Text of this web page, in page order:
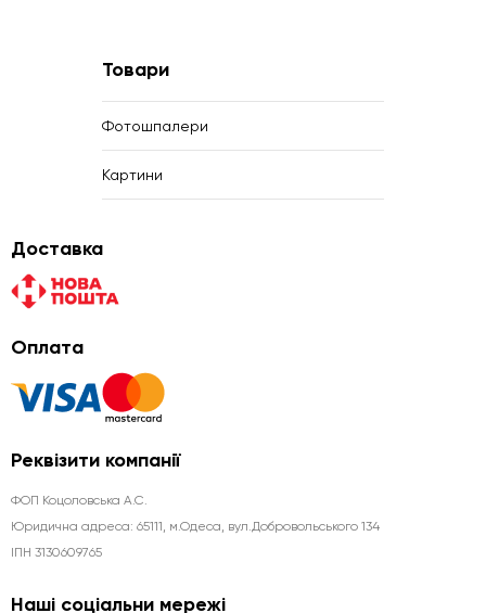
Товари
Фотошпалери
Картини
Доставка
Оплата
Реквізити компанії
ФОП Коцоловська А.С.
Юридична aдреса: 65111, м.Одеса, вул.Добровольського 134
ІПН 3130609765
Наші соціальни мережі